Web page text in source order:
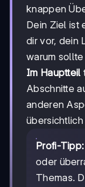
knappen
Dein Ziel ist
dir vor, dein
warum
Im Hauptteil
Abschnitte
anderen
Profi-Tipp:
oder
Themas.